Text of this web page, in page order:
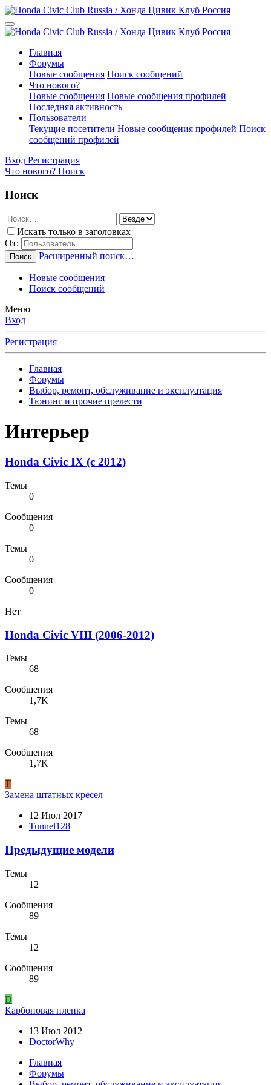
Главная
Форумы
Новые сообщения Поиск сообщений
Что нового?
Новые сообщения Новые сообщения профилей
Последняя активность
Пользователи
Текущие посетители Новые сообщения профилей Поиск
сообщений профилей
Вход Регистрация
Что нового? Поиск
Поиск
Искать только в заголовках
От:
Поиск Расширенный поиск…
Новые сообщения
Поиск сообщений
Меню
Вход
Регистрация
Главная
Форумы
Выбор, ремонт, обслуживание и эксплуатация
Тюнинг и прочие прелести
Интерьер
Honda Civic IX (с 2012)
Темы
0
Сообщения
0
Темы
0
Сообщения
0
Нет
Honda Civic VIII (2006-2012)
Темы
68
Сообщения
1,7K
Темы
68
Сообщения
1,7K
T
Замена штатных кресел
12 Июл 2017
Tunnel128
Предыдущие модели
Темы
12
Сообщения
89
Темы
12
Сообщения
89
D
Карбоновая пленка
13 Июл 2012
DoctorWhy
Главная
Форумы